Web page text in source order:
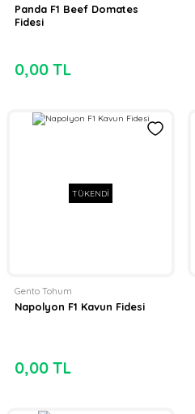
Panda F1 Beef Domates
Fidesi
0,00 TL
TÜKENDİ
Gento Tohum
Napolyon F1 Kavun Fidesi
0,00 TL